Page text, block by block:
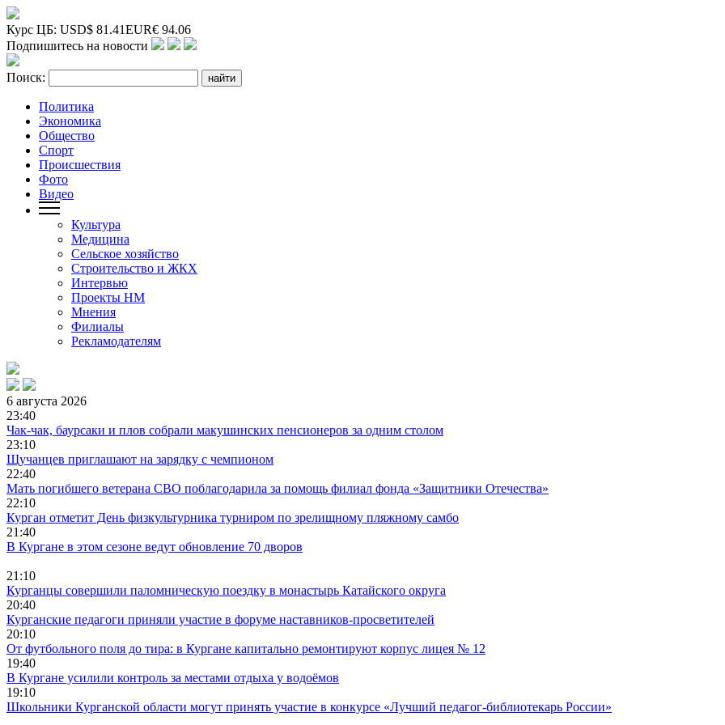
Курс ЦБ: USD$ 81.41EUR€ 94.06
Подпишитесь на новости
Поиск:
Политика
Экономика
Общество
Спорт
Происшествия
Фото
Видео
Культура
Медицина
Сельское хозяйство
Строительство и ЖКХ
Интервью
Проекты НМ
Мнения
Филиалы
Рекламодателям
6 августа 2026
23:40
Чак-чак, баурсаки и плов собрали макушинских пенсионеров за одним столом
23:10
Щучанцев приглашают на зарядку с чемпионом
22:40
Мать погибшего ветерана СВО поблагодарила за помощь филиал фонда «Защитники Отечества»
22:10
Курган отметит День физкультурника турниром по зрелищному пляжному самбо
21:40
В Кургане в этом сезоне ведут обновление 70 дворов
21:10
Курганцы совершили паломническую поездку в монастырь Катайского округа
20:40
Курганские педагоги приняли участие в форуме наставников-просветителей
20:10
От футбольного поля до тира: в Кургане капитально ремонтируют корпус лицея № 12
19:40
В Кургане усилили контроль за местами отдыха у водоёмов
19:10
Школьники Курганской области могут принять участие в конкурсе «Лучший педагог-библиотекарь России»